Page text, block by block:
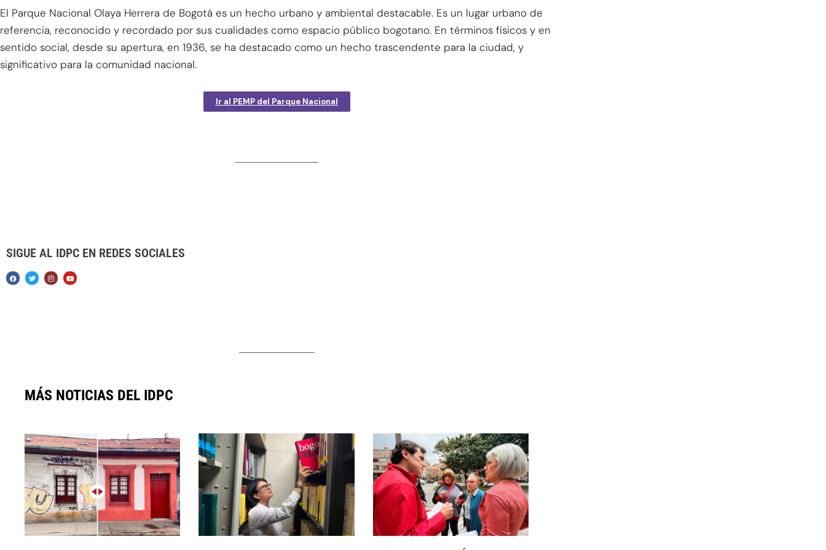
El Parque Nacional Olaya Herrera de Bogotá es un hecho urbano y ambiental destacable. Es un lugar urbano de
referencia, reconocido y recordado por sus cualidades como espacio público bogotano. En términos físicos y en
sentido social, desde su apertura, en 1936, se ha destacado como un hecho trascendente para la ciudad, y
significativo para la comunidad nacional.
Ir al PEMP del Parque Nacional
SIGUE AL IDPC EN REDES SOCIALES
MÁS NOTICIAS DEL IDPC